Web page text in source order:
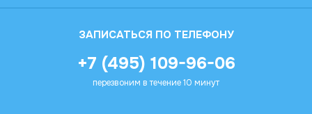
ЗАПИСАТЬСЯ ПО ТЕЛЕФОНУ
+7 (495) 109-96-06
перезвоним в течение 10 минут